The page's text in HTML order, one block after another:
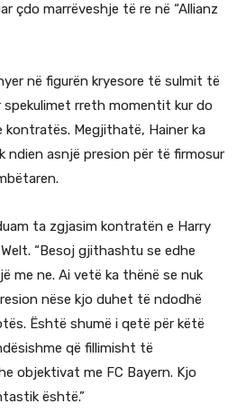
çdo marrëveshje të re në “Allianz
në figurën kryesore të sulmit të
spekulimet rreth momentit kur do
Megjithatë, Hainer ka
ndien asnjë presion për të firmosur
ta zgjasim kontratën e Harry
Welt. “Besoj gjithashtu se edhe
me ne. Ai vetë ka thënë se nuk
nëse kjo duhet të ndodhë
Është shumë i qetë për këtë
që fillimisht të
objektivat me FC Bayern. Kjo
është.”